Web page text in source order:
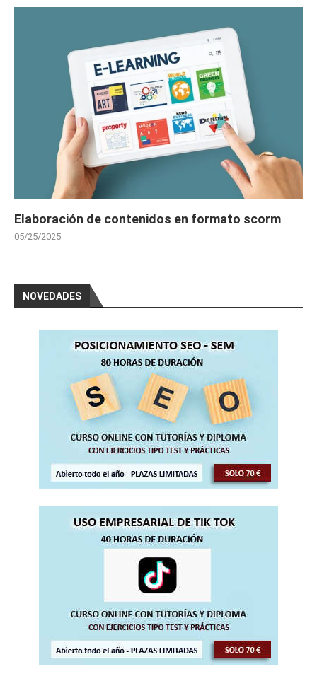
Elaboración de contenidos en formato scorm
05/25/2025
NOVEDADES